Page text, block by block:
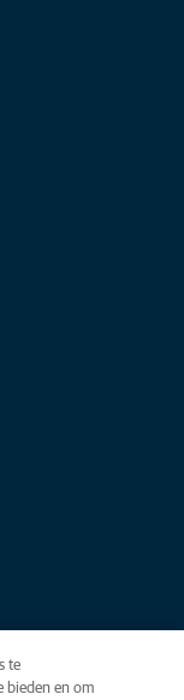
te
bieden en om